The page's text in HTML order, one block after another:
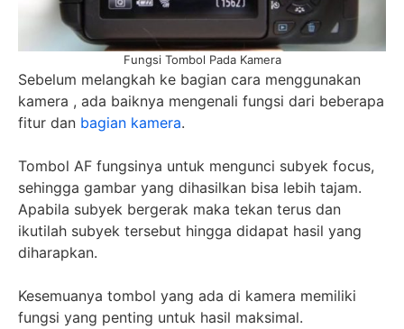
Fungsi Tombol Pada Kamera
Sebelum melangkah ke bagian cara menggunakan
kamera , ada baiknya mengenali fungsi dari beberapa
fitur dan bagian kamera.
Tombol AF fungsinya untuk mengunci subyek focus,
sehingga gambar yang dihasilkan bisa lebih tajam.
Apabila subyek bergerak maka tekan terus dan
ikutilah subyek tersebut hingga didapat hasil yang
diharapkan.
Kesemuanya tombol yang ada di kamera memiliki
fungsi yang penting untuk hasil maksimal.